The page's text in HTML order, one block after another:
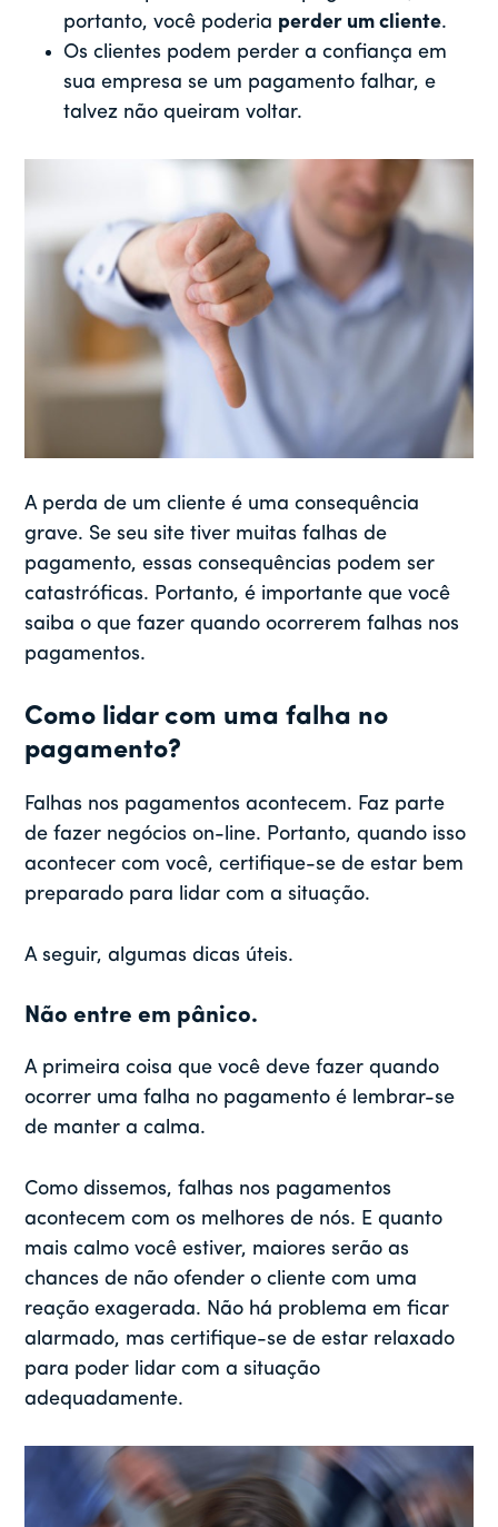
portanto, você poderia perder um cliente.
Os clientes podem perder a confiança em
sua empresa se um pagamento falhar, e
talvez não queiram voltar.
A perda de um cliente é uma consequência
grave. Se seu site tiver muitas falhas de
pagamento, essas consequências podem ser
catastróficas. Portanto, é importante que você
saiba o que fazer quando ocorrerem falhas nos
pagamentos.
Como lidar com uma falha no
pagamento?
Falhas nos pagamentos acontecem. Faz parte
de fazer negócios on-line. Portanto, quando isso
acontecer com você, certifique-se de estar bem
preparado para lidar com a situação.
A seguir, algumas dicas úteis.
Não entre em pânico.
A primeira coisa que você deve fazer quando
ocorrer uma falha no pagamento é lembrar-se
de manter a calma.
Como dissemos, falhas nos pagamentos
acontecem com os melhores de nós. E quanto
mais calmo você estiver, maiores serão as
chances de não ofender o cliente com uma
reação exagerada. Não há problema em ficar
alarmado, mas certifique-se de estar relaxado
para poder lidar com a situação
adequadamente.